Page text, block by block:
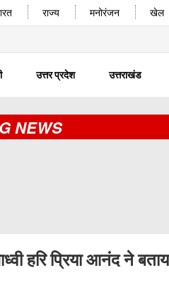
राज्य मनोरंजन खेल
उत्तर प्रदेश उत्तराखंड
NEWS
हरि प्रिया आनंद ने